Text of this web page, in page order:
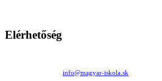
Elérhetőség
info@magyar-iskola.sk